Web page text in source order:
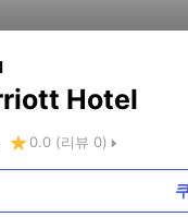
Hotel
0.0 (리뷰 0)